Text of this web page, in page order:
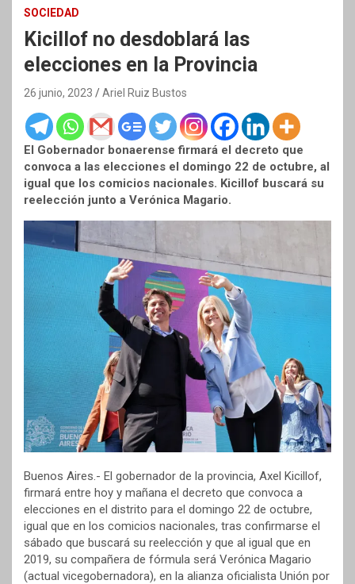
SOCIEDAD
Kicillof no desdoblará las
elecciones en la Provincia
26 junio, 2023 Ariel Ruiz Bustos
El Gobernador bonaerense firmará el decreto que
convoca a las elecciones el domingo 22 de octubre, al
igual que los comicios nacionales. Kicillof buscará su
reelección junto a Verónica Magario.
Buenos Aires.- El gobernador de la provincia, Axel Kicillof,
firmará entre hoy y mañana el decreto que convoca a
elecciones en el distrito para el domingo 22 de octubre,
igual que en los comicios nacionales, tras confirmarse el
sábado que buscará su reelección y que al igual que en
2019, su compañera de fórmula será Verónica Magario
(actual vicegobernadora), en la alianza oficialista Unión por